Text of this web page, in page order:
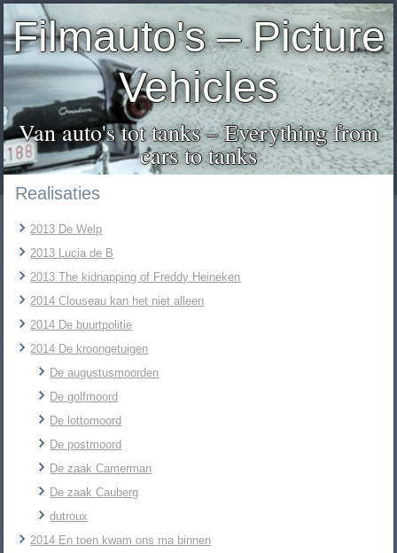
Filmauto's – Picture
Vehicles
Van auto's tot tanks – Everything from
cars to tanks
Realisaties
2013 De Welp
2013 Lucia de B
2013 The kidnapping of Freddy Heineken
2014 Clouseau kan het niet alleen
2014 De buurtpolitie
2014 De kroongetuigen
De augustusmoorden
De golfmoord
De lottomoord
De postmoord
De zaak Camerman
De zaak Cauberg
dutroux
2014 En toen kwam ons ma binnen